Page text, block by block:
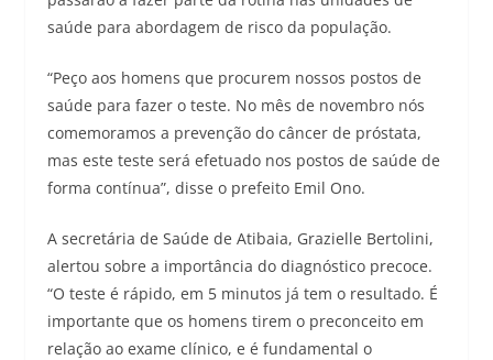
saúde para abordagem de risco da população.
“Peço aos homens que procurem nossos postos de
saúde para fazer o teste. No mês de novembro nós
comemoramos a prevenção do câncer de próstata,
mas este teste será efetuado nos postos de saúde de
forma contínua”, disse o prefeito Emil Ono.
A secretária de Saúde de Atibaia, Grazielle Bertolini,
alertou sobre a importância do diagnóstico precoce.
“O teste é rápido, em 5 minutos já tem o resultado. É
importante que os homens tirem o preconceito em
relação ao exame clínico, e é fundamental o